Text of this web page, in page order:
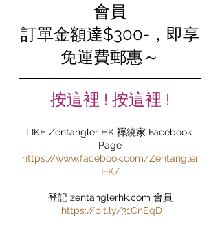
會員
訂單金額達$300-，即享
免運費郵惠～
按這裡 ! 按這裡 !
LIKE Zentangler HK 襌繞家 Facebook
Page
https://www.facebook.com/Zentangler
HK/
登記 zentanglerhk.com 會員
https://bit.ly/31CnEqD